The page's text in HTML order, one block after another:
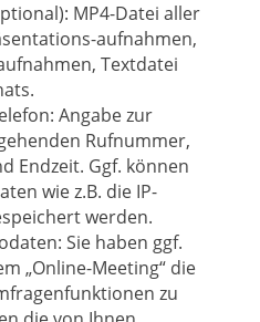
MP4-Datei aller
aufnahmen,
Textdatei
Angabe zur
Rufnummer,
Endzeit. Ggf. können
wie z.B. die IP-
werden.
Sie haben ggf.
„Online-Meeting“ die
zu